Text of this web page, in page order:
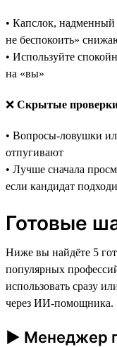
• Капслок,
не беспокоить»
• Используйте
на «вы»
❌ Скрытые проверки
• Вопросы-ловушки
отпугивают
• Лучше сначала
если кандидат
Готовые
Ниже вы найдёте 5
популярных
использовать сразу
через ИИ-помощника.
► Менеджер